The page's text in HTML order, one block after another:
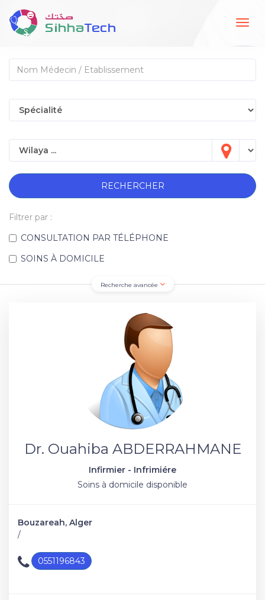
RECHERCHER
Filtrer par :
CONSULTATION PAR TÉLÉPHONE
SOINS À DOMICILE
Recherche avancée
Dr. Ouahiba ABDERRAHMANE
Infirmier - Infrimiére
Soins à domicile disponible
Bouzareah, Alger
/
0551196843